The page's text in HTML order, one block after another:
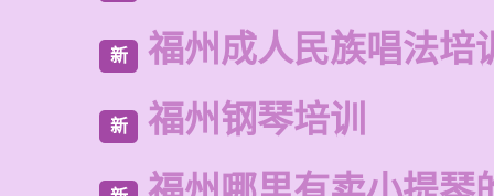
新 福州成人民族唱法培
新 福州钢琴培训